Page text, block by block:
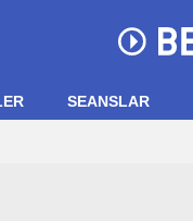
SEANSLAR